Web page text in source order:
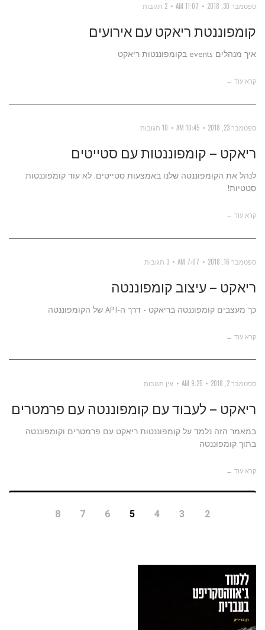
ספטמבר 30, 2018 11:07 AM 2 תגובות
קומפוננטת ריאקט עם אירועים
איך מנהלים events בקומפוננטות ריאקט
קרא עוד ←
ספטמבר 23, 2018 10:45 AM 10 תגובות
ריאקט – קומפוננטות עם סטייטים
לנהל את הקומפוננטה שלנו באמצעות סטייטים. לא עוד קומפוננטות
סטטיות!
קרא עוד ←
ספטמבר 16, 2018 7:07 AM 3 תגובות
ריאקט – עיצוב קומפוננטה
כך מעצבים קומפוננטה בריאקט - דרך ה-API של הקומפוננטה
קרא עוד ←
ספטמבר 2, 2018 9:25 AM אין תגובות
ריאקט – לעבוד עם קומפוננטה עם פרמטרים
במאמר הזה נלמד על קומפוננטות ריאקט עם פרמטרים וקומפוננטה
בתוך קומפוננטה
קרא עוד ←
2
3
4
5
6
7
8